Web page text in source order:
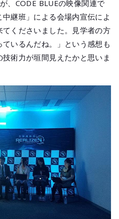
、CODE BLUEの映像関連で
継班」による会場内宣伝によ
くださいました。見学者の方
いるんだね。」という感想も
術力が垣間見えたかと思いま